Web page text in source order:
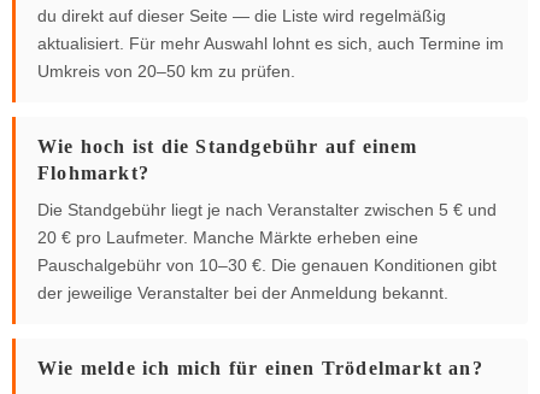
du direkt auf dieser Seite — die Liste wird regelmäßig
aktualisiert. Für mehr Auswahl lohnt es sich, auch Termine im
Umkreis von 20–50 km zu prüfen.
Wie hoch ist die Standgebühr auf einem
Flohmarkt?
Die Standgebühr liegt je nach Veranstalter zwischen 5 € und
20 € pro Laufmeter. Manche Märkte erheben eine
Pauschalgebühr von 10–30 €. Die genauen Konditionen gibt
der jeweilige Veranstalter bei der Anmeldung bekannt.
Wie melde ich mich für einen Trödelmarkt an?